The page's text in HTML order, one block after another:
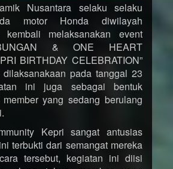
Nusantara selaku selaku
motor Honda diwilayah
melaksanakan event
& ONE HEART
BIRTHDAY CELEBRATION”
pada tanggal 23
ini juga sebagai bentuk
yang sedang berulang
Kepri sangat antusias
terbukti dari semangat mereka
tersebut, kegiatan ini diisi